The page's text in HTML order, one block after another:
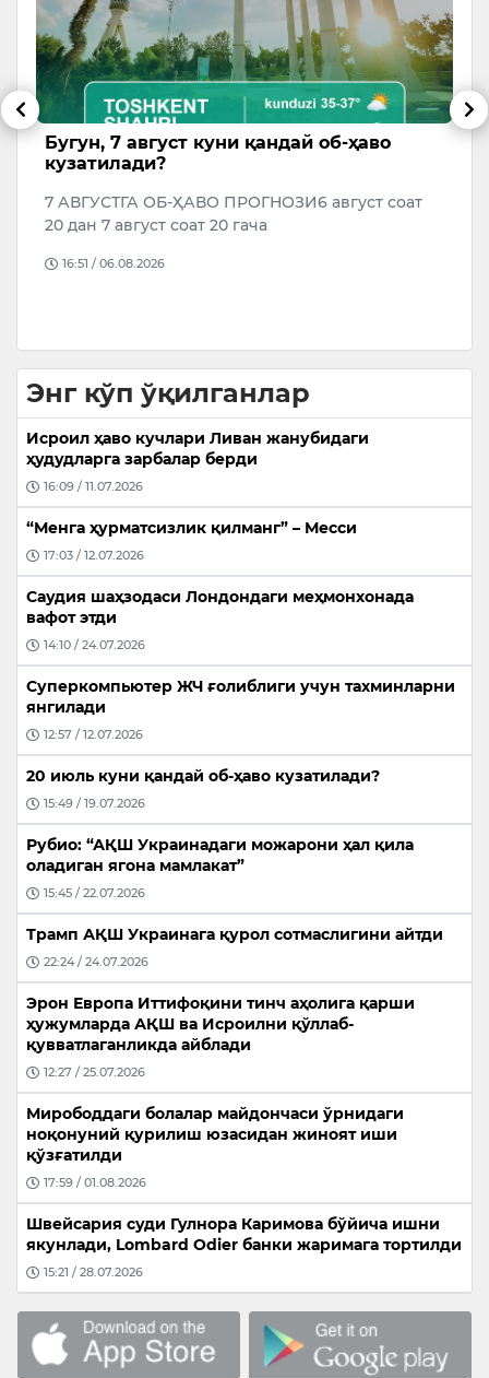
Бугун, 7 август куни қандай об-ҳаво
кузатилади?
7 АВГУСТГА ОБ-ҲАВО ПРОГНОЗИ6 август соат
20 дан 7 август соат 20 гача
16:51 / 06.08.2026
Энг кўп ўқилганлар
Исроил ҳаво кучлари Ливан жанубидаги
ҳудудларга зарбалар берди
16:09 / 11.07.2026
“Менга ҳурматсизлик қилманг” – Месси
17:03 / 12.07.2026
Саудия шаҳзодаси Лондондаги меҳмонхонада
вафот этди
14:10 / 24.07.2026
Суперкомпьютер ЖЧ ғолиблиги учун тахминларни
янгилади
12:57 / 12.07.2026
20 июль куни қандай об-ҳаво кузатилади?
15:49 / 19.07.2026
Рубио: “АҚШ Украинадаги можарони ҳал қила
оладиган ягона мамлакат”
15:45 / 22.07.2026
Трамп АҚШ Украинага қурол сотмаслигини айтди
22:24 / 24.07.2026
Эрон Европа Иттифоқини тинч аҳолига қарши
ҳужумларда АҚШ ва Исроилни қўллаб-
қувватлаганликда айблади
12:27 / 25.07.2026
Мирободдаги болалар майдончаси ўрнидаги
ноқонуний қурилиш юзасидан жиноят иши
қўзғатилди
17:59 / 01.08.2026
Швейсария суди Гулнора Каримова бўйича ишни
якунлади, Lombard Odier банки жаримага тортилди
15:21 / 28.07.2026